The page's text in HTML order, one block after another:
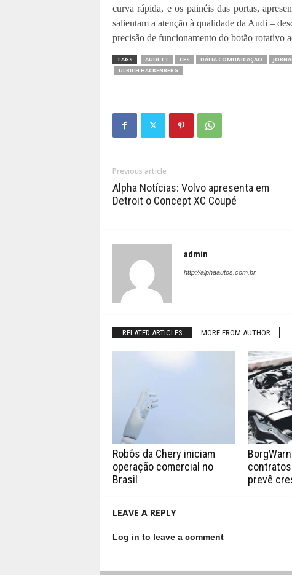
curva rápida, e os painéis das portas,
salientam a atenção à qualidade da Audi –
precisão de funcionamento do botão rotativo
TAGS AUDI TT CES DÁLIA COMUNICAÇÃO
ULRICH HACKENBERG
Previous article
Alpha Notícias: Volvo apresenta em
Detroit o Concept XC Coupé
admin
http://alphaautos.com.br
RELATED ARTICLES MORE FROM AUTHOR
Robôs da Chery iniciam
operação comercial no
Brasil
prevê
LEAVE A REPLY
Log in to leave a comment